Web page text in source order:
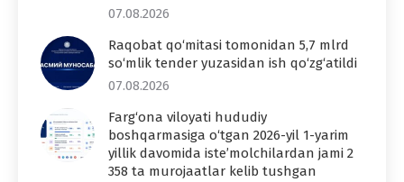
07.08.2026
Raqobat qo‘mitasi tomonidan 5,7 mlrd
so‘mlik tender yuzasidan ish qo‘zg‘atildi
07.08.2026
Farg‘ona viloyati hududiy
boshqarmasiga o‘tgan 2026-yil 1-yarim
yillik davomida iste’molchilardan jami 2
358 ta murojaatlar kelib tushgan